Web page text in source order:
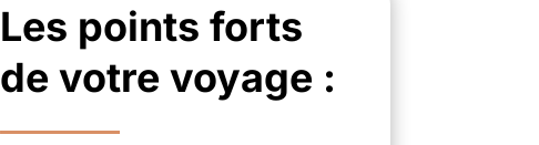
Les points forts
de votre voyage :